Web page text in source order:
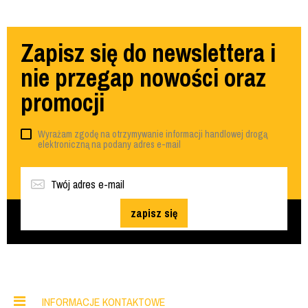
Zapisz się do newslettera i
nie przegap nowości oraz
promocji
Wyrażam zgodę na otrzymywanie informacji handlowej drogą
elektroniczną na podany adres e-mail
zapisz się
INFORMACJE KONTAKTOWE